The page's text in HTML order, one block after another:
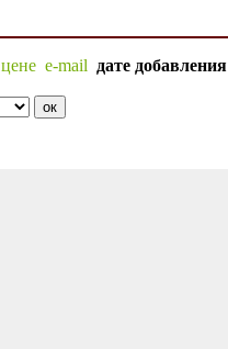
цене e-mail дате добавления